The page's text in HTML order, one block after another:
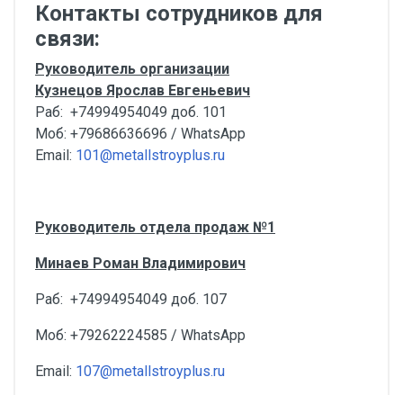
Контакты сотрудников для
связи:
Руководитель организации
Кузнецов Ярослав Евгеньевич
Раб: +74994954049 доб. 101
Моб: +79686636696 / WhatsApp
Email: 101@metallstroyplus.ru
Руководитель отдела продаж №1
Минаев Роман Владимирович
Раб: +74994954049 доб. 107
Моб: +79262224585 / WhatsApp
Email: 107@metallstroyplus.ru